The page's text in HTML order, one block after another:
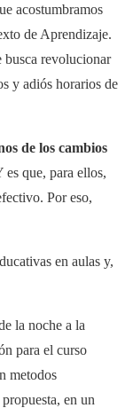
acostumbramos
de Aprendizaje.
busca revolucionar
y adiós horarios de
de los cambios
es que, para ellos,
Por eso,
en aulas y,
la noche a la
para el curso
metodos
en un